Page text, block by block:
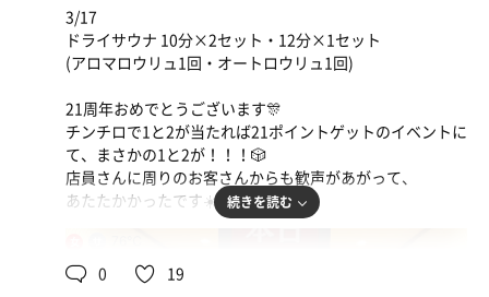
3/17
ドライサウナ 10分×2セット・12分×1セット
(アロマロウリュ1回・オートロウリュ1回)
21周年おめでとうございます🎊
チンチロで1と2が当たれば21ポイントゲットのイベントに
て、まさかの1と2が！！！🎲
店員さんに周りのお客さんからも歓声があがって、
あたたかかったです☀️ 続きを読む
0 19